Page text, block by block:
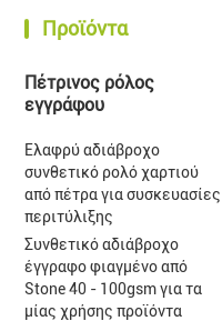
Προϊόντα
Πέτρινος ρόλος
εγγράφου
Ελαφρύ αδιάβροχο
συνθετικό ρολό χαρτιού
από πέτρα για συσκευασίες
περιτύλιξης
Συνθετικό αδιάβροχο
έγγραφο φιαγμένο από
Stone 40 - 100gsm για τα
μίας χρήσης προϊόντα